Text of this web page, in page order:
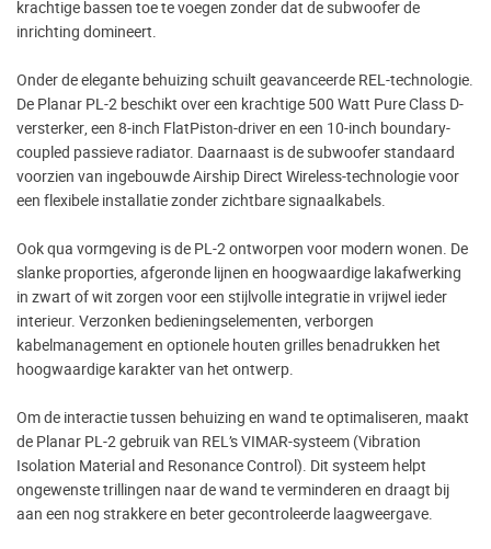
krachtige bassen toe te voegen zonder dat de subwoofer de
inrichting domineert.
Onder de elegante behuizing schuilt geavanceerde REL-technologie.
De Planar PL-2 beschikt over een krachtige 500 Watt Pure Class D-
versterker, een 8-inch FlatPiston-driver en een 10-inch boundary-
coupled passieve radiator. Daarnaast is de subwoofer standaard
voorzien van ingebouwde Airship Direct Wireless-technologie voor
een flexibele installatie zonder zichtbare signaalkabels.
Ook qua vormgeving is de PL-2 ontworpen voor modern wonen. De
slanke proporties, afgeronde lijnen en hoogwaardige lakafwerking
in zwart of wit zorgen voor een stijlvolle integratie in vrijwel ieder
interieur. Verzonken bedieningselementen, verborgen
kabelmanagement en optionele houten grilles benadrukken het
hoogwaardige karakter van het ontwerp.
Om de interactie tussen behuizing en wand te optimaliseren, maakt
de Planar PL-2 gebruik van REL’s VIMAR-systeem (Vibration
Isolation Material and Resonance Control). Dit systeem helpt
ongewenste trillingen naar de wand te verminderen en draagt bij
aan een nog strakkere en beter gecontroleerde laagweergave.